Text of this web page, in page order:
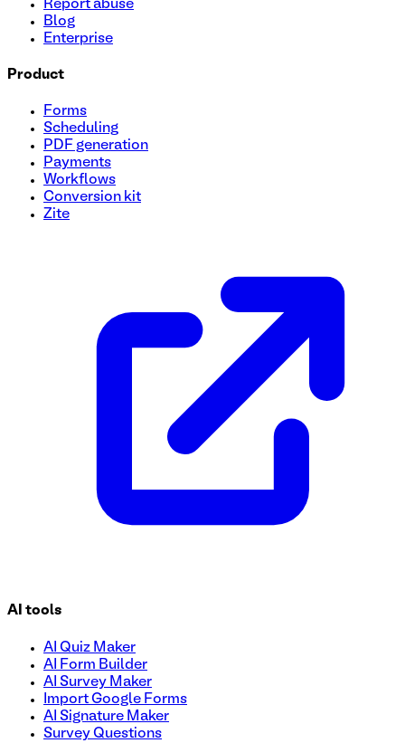
Prêt à rationaliser vos demandes de voyages d’affaires ?
sans effort les détails des déplacements de vos
bien plus encore ! Utilisez ce modèle gratuit pour
Report abuse
Blog
Enterprise
Product
Forms
Scheduling
PDF generation
Payments
Workflows
Conversion kit
Zite
AI tools
AI Quiz Maker
AI Form Builder
AI Survey Maker
Import Google Forms
AI Signature Maker
Survey Questions